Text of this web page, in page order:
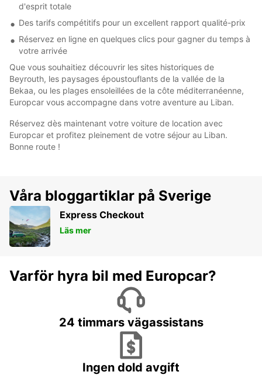
d'esprit totale
Des tarifs compétitifs pour un excellent rapport qualité-prix
Réservez en ligne en quelques clics pour gagner du temps à
votre arrivée
Que vous souhaitiez découvrir les sites historiques de
Beyrouth, les paysages époustouflants de la vallée de la
Bekaa, ou les plages ensoleillées de la côte méditerranéenne,
Europcar vous accompagne dans votre aventure au Liban.
Réservez dès maintenant votre voiture de location avec
Europcar et profitez pleinement de votre séjour au Liban.
Bonne route !
Våra bloggartiklar på Sverige
Express Checkout
Läs mer
Varför hyra bil med Europcar?
24 timmars vägassistans
Ingen dold avgift